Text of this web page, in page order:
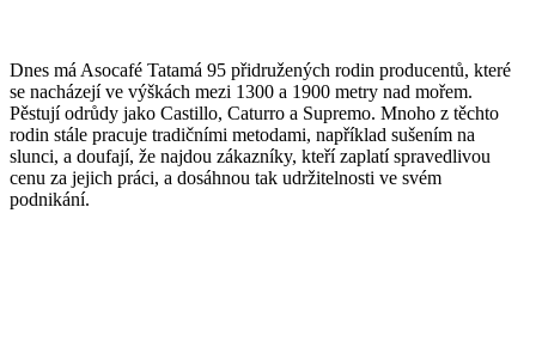
Dnes má Asocafé Tatamá 95 přidružených rodin producentů, které
se nacházejí ve výškách mezi 1300 a 1900 metry nad mořem.
Pěstují odrůdy jako Castillo, Caturro a Supremo. Mnoho z těchto
rodin stále pracuje tradičními metodami, například sušením na
slunci, a doufají, že najdou zákazníky, kteří zaplatí spravedlivou
cenu za jejich práci, a dosáhnou tak udržitelnosti ve svém
podnikání.